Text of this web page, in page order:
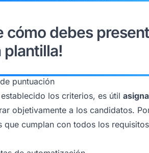
cómo debes
plantilla!
puntuación
los criterios, es útil
objetivamente a los candidatos.
que cumplan con todos los